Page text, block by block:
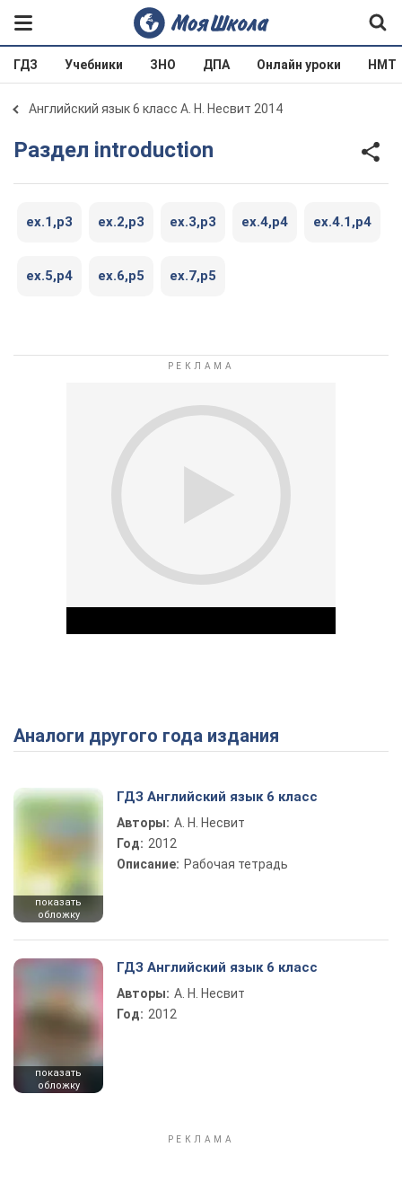
ГДЗ Учебники ЗНО ДПА Онлайн уроки НМТ
Английский язык 6 класс А. Н. Несвит 2014
Раздел introduction
ex.1,p3 ex.2,p3 ex.3,p3 ex.4,p4 ex.4.1,p4
ex.5,p4 ex.6,p5 ex.7,p5
Play Video
Аналоги другого года издания
показать
обложку
ГДЗ Английский язык 6 класс
Авторы: А. Н. Несвит
Год: 2012
Описание: Рабочая тетрадь
показать
обложку
ГДЗ Английский язык 6 класс
Авторы: А. Н. Несвит
Год: 2012